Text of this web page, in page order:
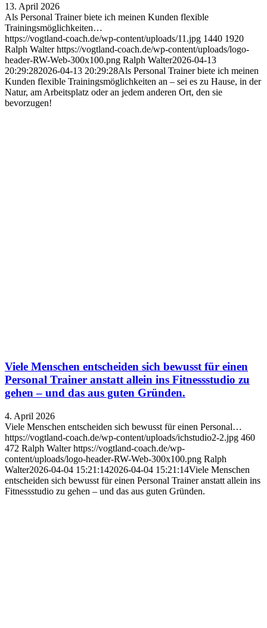
13. April 2026
Als Personal Trainer biete ich meinen Kunden flexible
Trainingsmöglichkeiten…
https://vogtland-coach.de/wp-content/uploads/11.jpg 1440 1920
Ralph Walter https://vogtland-coach.de/wp-content/uploads/logo-
header-RW-Web-300x100.png Ralph Walter2026-04-13
20:29:282026-04-13 20:29:28Als Personal Trainer biete ich meinen
Kunden flexible Trainingsmöglichkeiten an – sei es zu Hause, in der
Natur, am Arbeitsplatz oder an jedem anderen Ort, den sie
bevorzugen!
Viele Menschen entscheiden sich bewusst für einen
Personal Trainer anstatt allein ins Fitnessstudio zu
gehen – und das aus guten Gründen.
4. April 2026
Viele Menschen entscheiden sich bewusst für einen Personal…
https://vogtland-coach.de/wp-content/uploads/ichstudio2-2.jpg 460
472 Ralph Walter https://vogtland-coach.de/wp-
content/uploads/logo-header-RW-Web-300x100.png Ralph
Walter2026-04-04 15:21:142026-04-04 15:21:14Viele Menschen
entscheiden sich bewusst für einen Personal Trainer anstatt allein ins
Fitnessstudio zu gehen – und das aus guten Gründen.